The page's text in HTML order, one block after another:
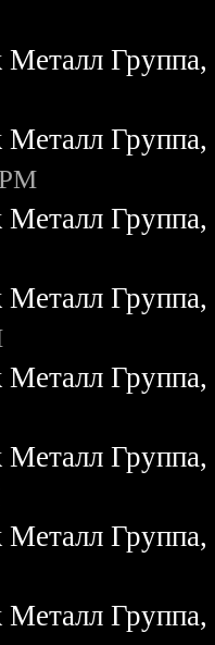
Металл
Металл
Металл
Металл
Металл
Металл
Металл
Металл